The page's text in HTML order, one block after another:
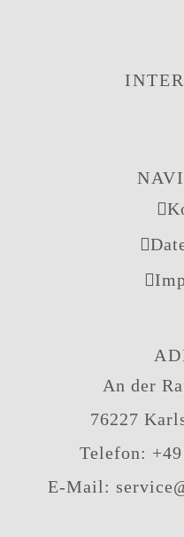
An der
76227
Telefon:
E-Mail: